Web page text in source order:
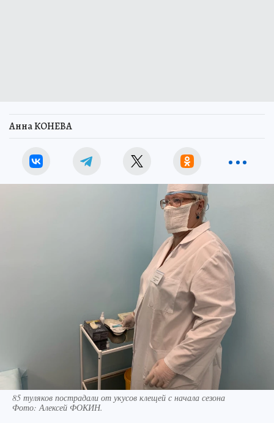
Анна КОНЕВА
85 туляков пострадали от укусов клещей с начала сезона
Фото:Алексей ФОКИН.